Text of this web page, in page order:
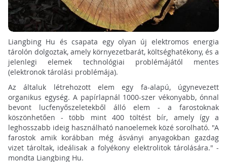
Liangbing Hu és csapata egy olyan új elektromos energia
tárolón dolgoztak, amely környezetbarát, költséghatékony, és a
jelenlegi elemek technológiai problémájától mentes
(elektronok tárolási problémája).
Az általuk létrehozott elem egy fa-alapú, úgynevezett
organikus egység. A papírlapnál 1000-szer vékonyabb, ónnal
bevont lucfenyőszeletekből álló elem - a farostoknak
köszönhetően - több mint 400 töltést bír, amely így a
leghosszabb ideig használható nanoelemek közé sorolható. "A
farostok amik korábban még ásványi anyagokban gazdag
vizet tároltak, ideálisak a folyékony elektrolitok tárolására." -
mondta Liangbing Hu.